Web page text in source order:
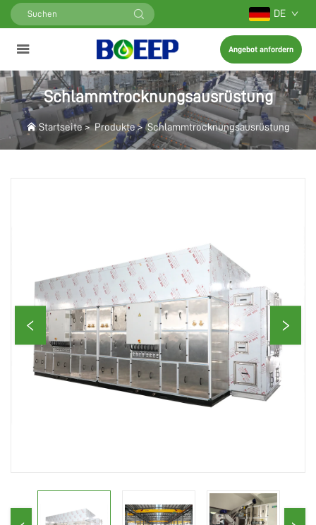
DE
Angebot anfordern
Schlammtrocknungsausrüstung
Startseite>Produkte>Schlammtrocknungsausrüstung